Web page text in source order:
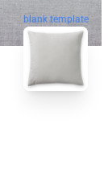
blank template